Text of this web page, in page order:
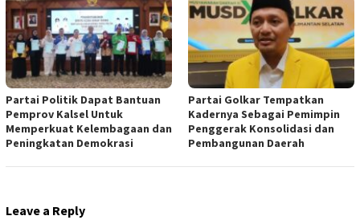
Partai Politik Dapat Bantuan
Pemprov Kalsel Untuk
Memperkuat Kelembagaan dan
Peningkatan Demokrasi
Partai Golkar Tempatkan
Kadernya Sebagai Pemimpin
Penggerak Konsolidasi dan
Pembangunan Daerah
Leave a Reply